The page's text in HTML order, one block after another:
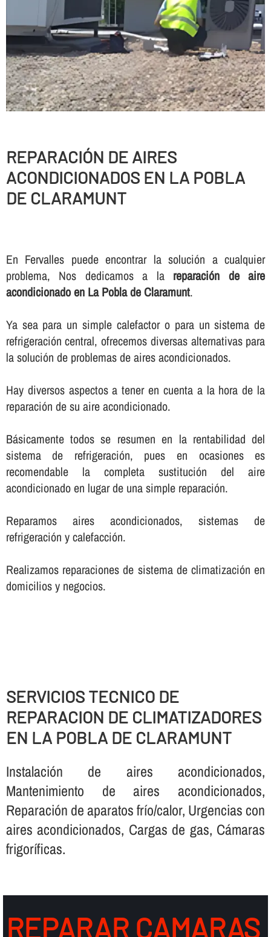
REPARACIÓN DE AIRES
ACONDICIONADOS EN LA POBLA
DE CLARAMUNT
En Fervalles puede encontrar la solución a cualquier
problema, Nos dedicamos a la reparación de aire
acondicionado en La Pobla de Claramunt.
Ya sea para un simple calefactor o para un sistema de
refrigeración central, ofrecemos diversas alternativas para
la solución de problemas de aires acondicionados.
Hay diversos aspectos a tener en cuenta a la hora de la
reparación de su aire acondicionado.
Básicamente todos se resumen en la rentabilidad del
sistema de refrigeración, pues en ocasiones es
recomendable la completa sustitución del aire
acondicionado en lugar de una simple reparación.
Reparamos aires acondicionados, sistemas de
refrigeración y calefacción.
Realizamos reparaciones de sistema de climatización en
domicilios y negocios.
SERVICIOS TECNICO DE
REPARACION DE CLIMATIZADORES
EN LA POBLA DE CLARAMUNT
Instalación de aires acondicionados,
Mantenimiento de aires acondicionados,
Reparación de aparatos frí­o/calor, Urgencias con
aires acondicionados, Cargas de gas, Cámaras
frigorí­ficas.
REPARAR CAMARAS